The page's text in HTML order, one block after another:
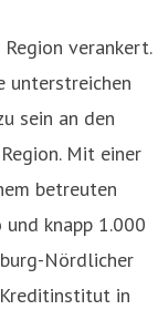
verankert.
unterstreichen
sein an den
Mit einer
betreuten
knapp 1.000
Nördlicher
in